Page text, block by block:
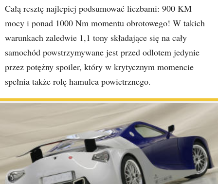
Całą resztę najlepiej podsumować liczbami: 900 KM
mocy i ponad 1000 Nm momentu obrotowego! W takich
warunkach zaledwie 1,1 tony składające się na cały
samochód powstrzymywane jest przed odlotem jedynie
przez potężny spoiler, który w krytycznym momencie
spełnia także rolę hamulca powietrznego.